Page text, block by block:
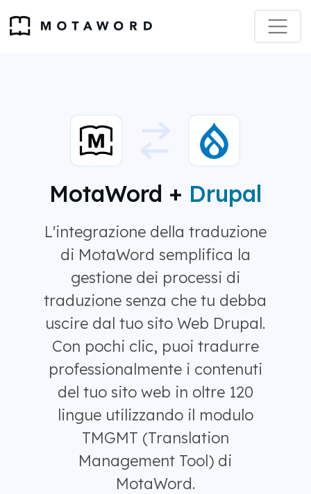
MotaWord + Drupal
L'integrazione della traduzione
di MotaWord semplifica la
gestione dei processi di
traduzione senza che tu debba
uscire dal tuo sito Web Drupal.
Con pochi clic, puoi tradurre
professionalmente i contenuti
del tuo sito web in oltre 120
lingue utilizzando il modulo
TMGMT (Translation
Management Tool) di
MotaWord.